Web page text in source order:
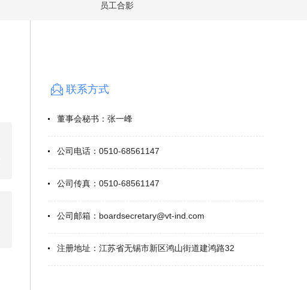
员工合影
联系方式
董事会秘书： 张一峰
公司电话： 0510-68561147
公司传真： 0510-68561147
公司邮箱： boardsecretary@vt-ind.com
注册地址： 江苏省无锡市新区鸿山街道建鸿路32